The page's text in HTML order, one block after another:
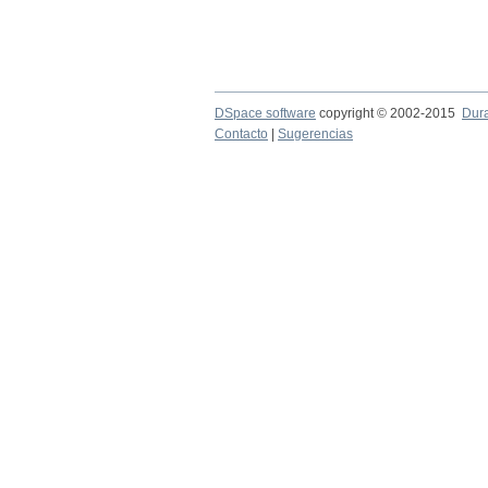
DSpace software copyright © 2002-2015
Contacto
Sugerencias